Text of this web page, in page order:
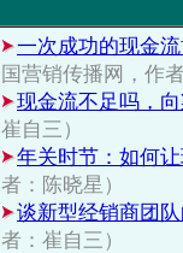
一次成功的现金
国营销传播网，作
现金流不足吗，
崔自三）
年关时节：如何让
者：陈晓星）
谈新型经销商团
者：崔自三）